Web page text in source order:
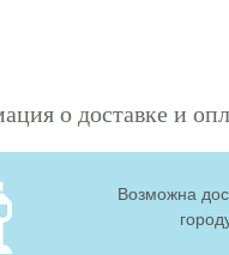
о доставке и
Возможна